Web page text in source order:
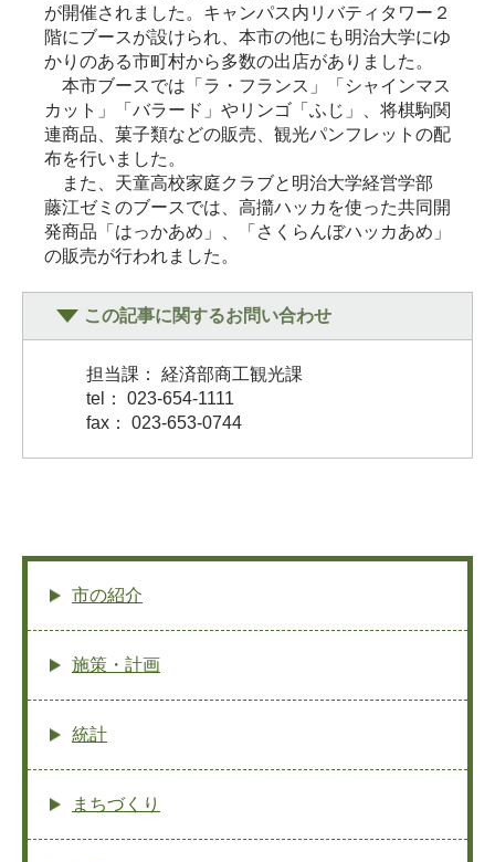
が開催されました。キャンパス内リバティタワー２
階にブースが設けられ、本市の他にも明治大学にゆ
かりのある市町村から多数の出店がありました。
本市ブースでは「ラ・フランス」「シャインマス
カット」「バラード」やリンゴ「ふじ」、将棋駒関
連商品、菓子類などの販売、観光パンフレットの配
布を行いました。
また、天童高校家庭クラブと明治大学経営学部
藤江ゼミのブースでは、高擶ハッカを使った共同開
発商品「はっかあめ」、「さくらんぼハッカあめ」
の販売が行われました。
この記事に関するお問い合わせ
担当課： 経済部商工観光課
tel： 023-654-1111
fax： 023-653-0744
市の紹介
施策・計画
統計
まちづくり